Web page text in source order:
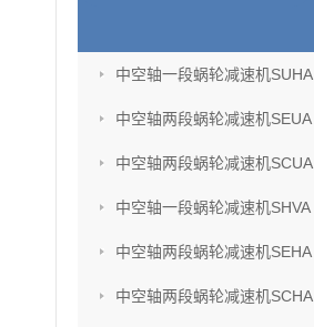
中空轴一段蜗轮减速机SUHA
中空轴两段蜗轮减速机SEUA
中空轴两段蜗轮减速机SCUA
中空轴一段蜗轮减速机SHVA
中空轴两段蜗轮减速机SEHA
中空轴两段蜗轮减速机SCHA